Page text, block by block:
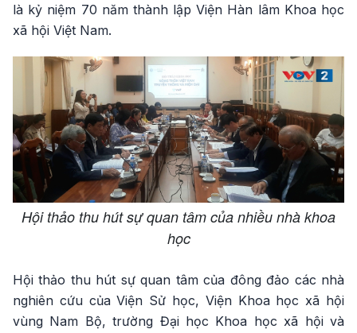
là kỷ niệm 70 năm thành lập Viện Hàn lâm Khoa học
xã hội Việt Nam.
Hội thảo thu hút sự quan tâm của nhiều nhà khoa
học
Hội thảo thu hút sự quan tâm của đông đảo các nhà
nghiên cứu của Viện Sử học, Viện Khoa học xã hội
vùng Nam Bộ, trường Đại học Khoa học xã hội và